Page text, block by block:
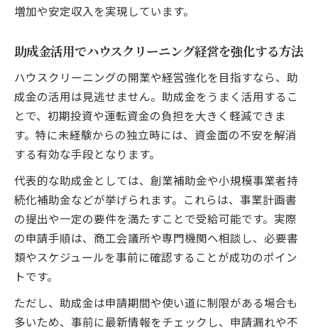
増加や安定収入を実現しています。
助成金活用でハウスクリーニング経営を強化する方法
ハウスクリーニングの開業や経営強化を目指すなら、助
成金の活用は見逃せません。助成金をうまく活用するこ
とで、初期投資や運転資金の負担を大きく軽減できま
す。特に未経験からの独立時には、資金面の不安を解消
する有効な手段となります。
代表的な助成金としては、創業補助金や小規模事業者持
続化補助金などが挙げられます。これらは、事業計画書
の提出や一定の要件を満たすことで受給可能です。実際
の申請手順は、商工会議所や専門機関へ相談し、必要書
類やスケジュールを事前に確認することが成功のポイン
トです。
ただし、助成金は申請期間や使い道に制限がある場合も
多いため、事前に最新情報をチェックし、申請漏れや不